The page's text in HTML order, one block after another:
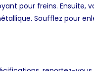
pour freins. Ensuite,
Soufflez pour